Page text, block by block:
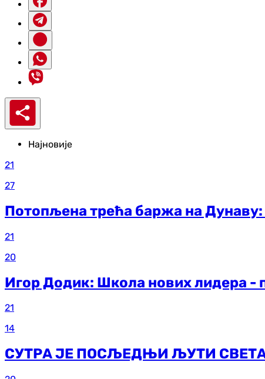
Најновије
21
27
Потопљена трећа баржа на Дунаву:
21
20
Игор Додик: Школа нових лидера -
21
14
СУТРА ЈЕ ПОСЉЕДЊИ ЉУТИ СВЕТАЦ: